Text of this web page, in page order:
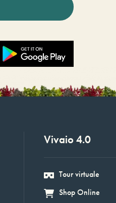
Vivaio 4.0
Tour virtuale
Shop Online